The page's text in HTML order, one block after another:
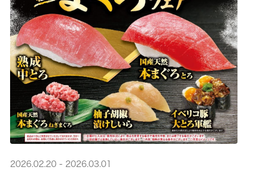
2026.02.20 - 2026.03.01